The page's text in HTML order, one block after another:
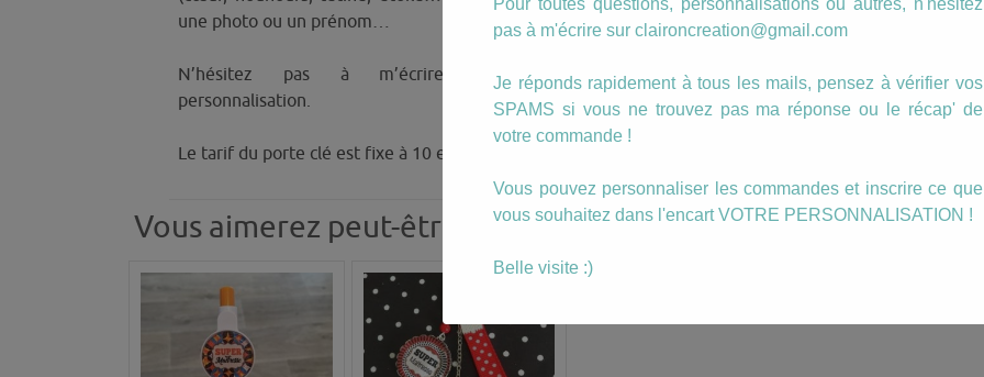
une photo ou un prénom…
N’hésitez pas à m’écrire pour toute
personnalisation.
Le tarif du porte clé est fixe à 10 euros.
Vous aimerez peut-être aussi…
Pour toutes questions, personnalisations ou autres, n'hésitez
pas à m'écrire sur claironcreation@gmail.com
Je réponds rapidement à tous les mails, pensez à vérifier vos
SPAMS si vous ne trouvez pas ma réponse ou le récap' de
votre commande !
Vous pouvez personnaliser les commandes et inscrire ce que
vous souhaitez dans l'encart VOTRE PERSONNALISATION !
Belle visite :)